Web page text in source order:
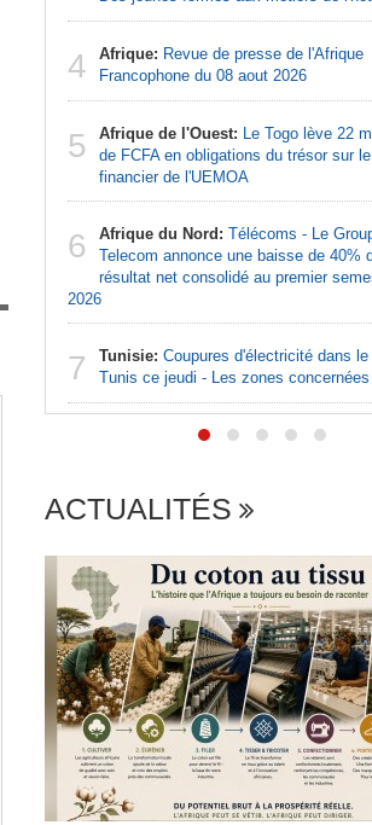
4 Afrique: Revue de presse de l'Afrique
Francophone du 08 aout 2026
5 Afrique de l'Ouest: Le Togo lève 22
de FCFA en obligations du trésor sur
financier de l'UEMOA
6 Afrique du Nord: Télécoms - Le
Telecom annonce une baisse de 40%
résultat net consolidé au premier
2026
7 Tunisie: Coupures d'électricité dans le
Tunis ce jeudi - Les zones concernées
ACTUALITÉS